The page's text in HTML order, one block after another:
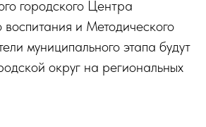
городского Центра
воспитания и Методического
муниципального этапа будут
округ на региональных